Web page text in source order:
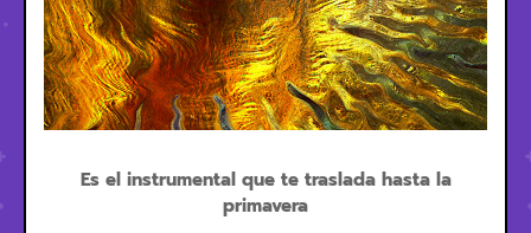
Es el instrumental que te traslada hasta la
primavera